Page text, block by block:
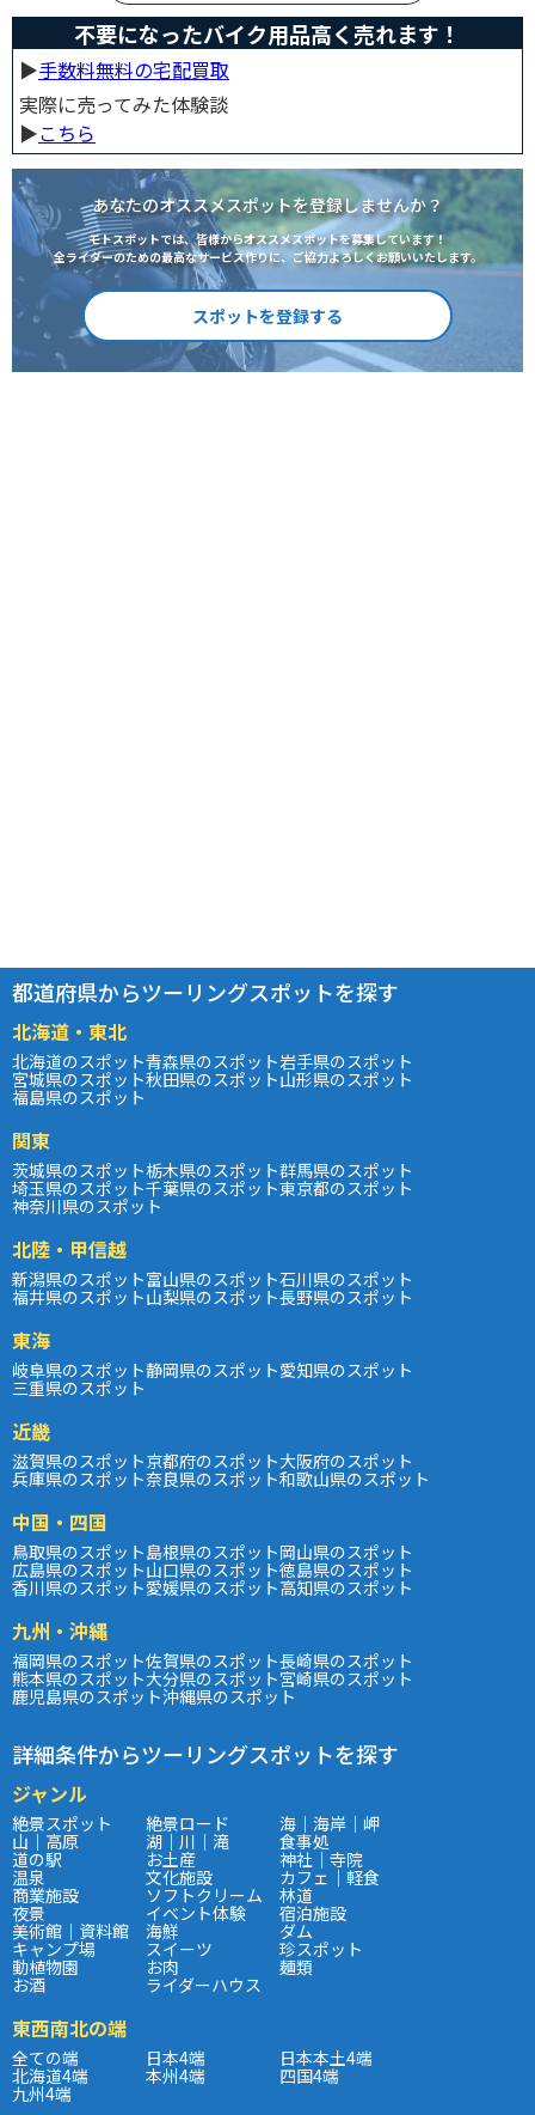
不要になったバイク用品高く売れます！
▶︎手数料無料の宅配買取
実際に売ってみた体験談
▶︎こちら
あなたのオススメスポットを登録しませんか？
モトスポットでは、皆様からオススメスポットを募集しています！
全ライダーのための最高なサービス作りに、ご協力よろしくお願いいたします。
スポットを登録する
都道府県からツーリングスポットを探す
北海道・東北
北海道のスポット青森県のスポット岩手県のスポット
宮城県のスポット秋田県のスポット山形県のスポット
福島県のスポット
関東
茨城県のスポット栃木県のスポット群馬県のスポット
埼玉県のスポット千葉県のスポット東京都のスポット
神奈川県のスポット
北陸・甲信越
新潟県のスポット富山県のスポット石川県のスポット
福井県のスポット山梨県のスポット長野県のスポット
東海
岐阜県のスポット静岡県のスポット愛知県のスポット
三重県のスポット
近畿
滋賀県のスポット京都府のスポット大阪府のスポット
兵庫県のスポット奈良県のスポット和歌山県のスポット
中国・四国
鳥取県のスポット島根県のスポット岡山県のスポット
広島県のスポット山口県のスポット徳島県のスポット
香川県のスポット愛媛県のスポット高知県のスポット
九州・沖縄
福岡県のスポット佐賀県のスポット長崎県のスポット
熊本県のスポット大分県のスポット宮崎県のスポット
鹿児島県のスポット沖縄県のスポット
詳細条件からツーリングスポットを探す
ジャンル
絶景スポット 絶景ロード 海｜海岸｜岬
山｜高原 湖｜川｜滝 食事処
道の駅 お土産 神社｜寺院
温泉 文化施設 カフェ｜軽食
商業施設 ソフトクリーム 林道
夜景 イベント体験 宿泊施設
美術館｜資料館 海鮮 ダム
キャンプ場 スイーツ 珍スポット
動植物園 お肉 麺類
お酒 ライダーハウス
東西南北の端
全ての端 日本4端 日本本土4端
北海道4端 本州4端 四国4端
九州4端